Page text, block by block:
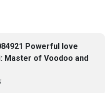
Powerful love
Master of Voodoo and